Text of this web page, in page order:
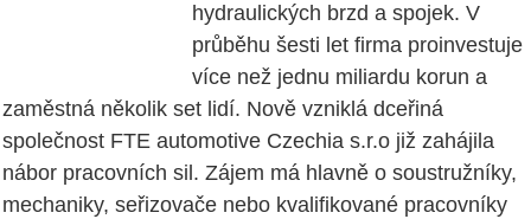
hydraulických brzd a spojek. V
průběhu šesti let firma proinvestuje
více než jednu miliardu korun a
zaměstná několik set lidí. Nově vzniklá dceřiná
společnost FTE automotive Czechia s.r.o již zahájila
nábor pracovních sil. Zájem má hlavně o soustružníky,
mechaniky, seřizovače nebo kvalifikované pracovníky